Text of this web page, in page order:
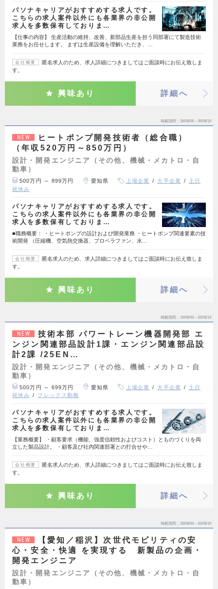
パソナキャリアがおすすめする求人です。
こちらの求人案件以外にも各業界の非公開
求人を多数保有しておりま…
【仕事の内容】 生産活動の維持、改善、新部品生産を担う同部署にて製造技術
業務をお任せします。 まずは生産設備を理解いただき、…
会社概要
匿名求人のため、求人詳細につきましてはご面談時にお伝え致しま
す。
興味あり 詳細へ
掲載期間 26/08/06～26/08/19
NEW
ヒートポンプ開発技術者（総合職）
（年収520万円～850万円）
設計・開発エンジニア（その他、機械・メカトロ・自
動車）
500万円 ～ 899万円 愛知県 上場企業 大手企業
土日
祝休み
パソナキャリアがおすすめする求人です。
こちらの求人案件以外にも各業界の非公開
求人を多数保有しておりま…
■職務概要： ・ヒートポンプの設計および開発業務 ・ヒートポンプ関連要素の技
術開発 （圧縮機、空気熱交換器、プロベラファン、水…
会社概要
匿名求人のため、求人詳細につきましてはご面談時にお伝え致しま
す。
興味あり 詳細へ
掲載期間 26/08/06～26/08/19
NEW
技術本部 パワートレーン機器開発部 エ
ンジン関連部品設計1課・エンジン関連部品設
計2課 /25EN…
設計・開発エンジニア（その他、機械・メカトロ・自
動車）
500万円 ～ 699万円 愛知県 上場企業 大手企業
土日
祝休み
フレックス勤務
パソナキャリアがおすすめする求人です。
こちらの求人案件以外にも各業界の非公開
求人を多数保有しておりま…
【業務概要】 ・顧客要求（機能、強度信頼性およびコスト）とものづくりを両
立した製品設計。 ・顧客及び社内関連部署との打合せや…
会社概要
匿名求人のため、求人詳細につきましてはご面談時にお伝え致しま
す。
興味あり 詳細へ
掲載期間 26/08/06～26/08/19
NEW
【愛知／稲沢】次世代モビリティの安
心・安全・快適 を実現する 新製品の企画・
開発エンジニア
設計・開発エンジニア（その他、機械・メカトロ・自
動車）